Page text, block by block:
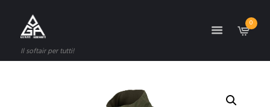
Il softair per tutti!
0